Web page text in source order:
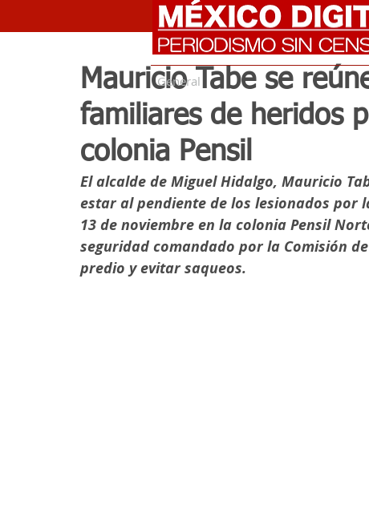
General
Mauricio Tabe se
familiares de heridos
colonia Pensil
El alcalde de Miguel Hidalgo, Mauricio
estar al pendiente de los lesionados por
13 de noviembre en la colonia Pensil
seguridad comandado por la Comisión
predio y evitar saqueos.